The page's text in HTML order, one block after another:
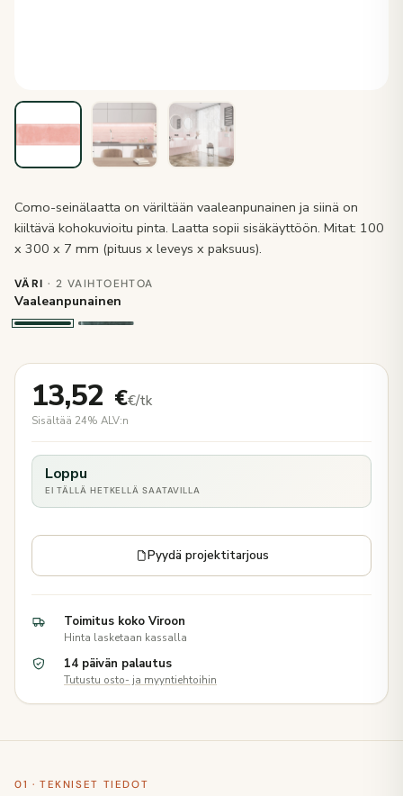
Como-seinälaatta on väriltään vaaleanpunainen ja siinä on
kiiltävä kohokuvioitu pinta. Laatta sopii sisäkäyttöön. Mitat: 100
x 300 x 7 mm (pituus x leveys x paksuus).
VÄRI · 2 VAIHTOEHTOA
Vaaleanpunainen
13,52 €€/tk
Sisältää 24% ALV:n
Loppu
EI TÄLLÄ HETKELLÄ SAATAVILLA
Pyydä projektitarjous
Toimitus koko Viroon
Hinta lasketaan kassalla
14 päivän palautus
Tutustu osto- ja myyntiehtoihin
01 · TEKNISET TIEDOT